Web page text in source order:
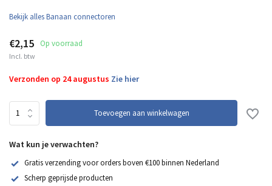
Bekijk alles Banaan connectoren
€2,15 Op voorraad
Incl. btw
Verzonden op 24 augustus Zie hier
Toevoegen aan winkelwagen
Wat kun je verwachten?
Gratis verzending voor orders boven €100 binnen Nederland
Scherp geprijsde producten